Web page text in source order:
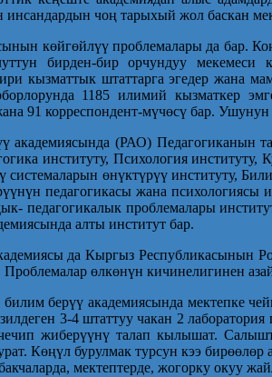
инсандардын чоң тарыхый жол баскан
көйгөйлүү проблемалары да бар.
бирден-бир орчундуу мекемеси
кызматтык штаттарга эгедер жана
1185 илимий кызматкер
91 корреспондент-мүчөсү бар.
академиясында (РАО) Педагогиканын
институту, Психология
системаларын өнүктүрүү институту,
педагогикасы жана психологиясы
педагогикалык проблемалары
алты институт бар.
да Кыргыз Республикасынын
өлкөнүн кичинелигинен
берүү академиясында мектепке
3-4 штаттуу чакан 2
жиберүүнү талап кылышат.
Көңүл бурулмак турсун кээ
мектептерде, жогорку окуу